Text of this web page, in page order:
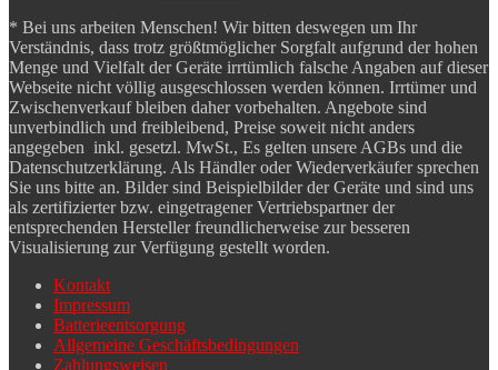
* Bei uns arbeiten Menschen! Wir bitten deswegen um Ihr
Verständnis, dass trotz größtmöglicher Sorgfalt aufgrund der hohen
Menge und Vielfalt der Geräte irrtümlich falsche Angaben auf dieser
Webseite nicht völlig ausgeschlossen werden können. Irrtümer und
Zwischenverkauf bleiben daher vorbehalten. Angebote sind
unverbindlich und freibleibend, Preise soweit nicht anders
angegeben inkl. gesetzl. MwSt., Es gelten unsere AGBs und die
Datenschutzerklärung. Als Händler oder Wiederverkäufer sprechen
Sie uns bitte an. Bilder sind Beispielbilder der Geräte und sind uns
als zertifizierter bzw. eingetragener Vertriebspartner der
entsprechenden Hersteller freundlicherweise zur besseren
Visualisierung zur Verfügung gestellt worden.
Kontakt
Impressum
Batterieentsorgung
Allgemeine Geschäftsbedingungen
Zahlungsweisen